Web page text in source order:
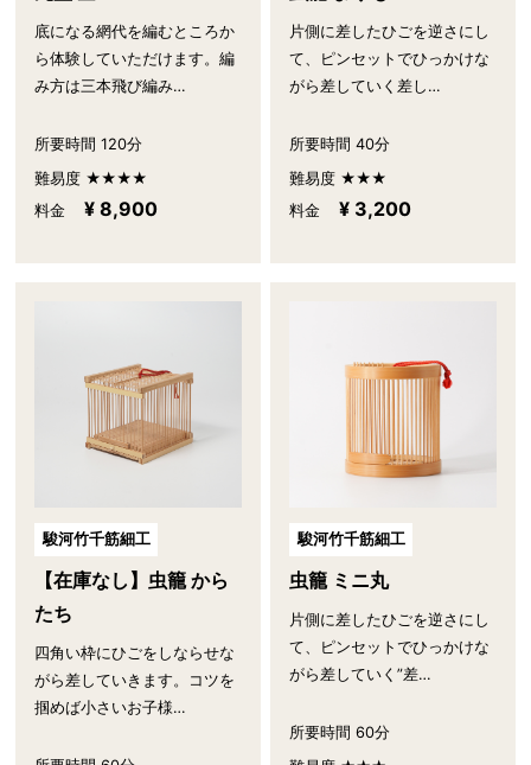
底になる網代を編むところか
ら体験していただけます。編
み方は三本飛び編み…
所要時間 120分
難易度 ★★★★
料金
¥ 8,900
片側に差したひごを逆さにし
て、ピンセットでひっかけな
がら差していく差し…
所要時間 40分
難易度 ★★★
料金
¥ 3,200
駿河竹千筋細工
【在庫なし】虫籠 から
たち
四角い枠にひごをしならせな
がら差していきます。コツを
掴めば小さいお子様…
駿河竹千筋細工
虫籠 ミニ丸
片側に差したひごを逆さにし
て、ピンセットでひっかけな
がら差していく”差…
所要時間 60分